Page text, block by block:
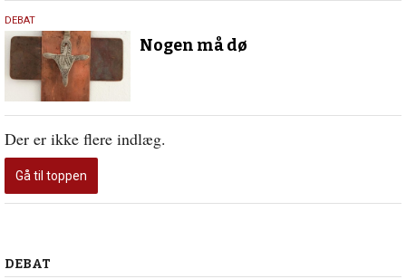
17.
marts
2016
DEBAT
Nogen må dø
Der er ikke flere indlæg.
Gå til toppen
Debat
DEBAT